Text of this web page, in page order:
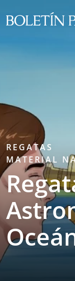
REGATAS
MATERIAL